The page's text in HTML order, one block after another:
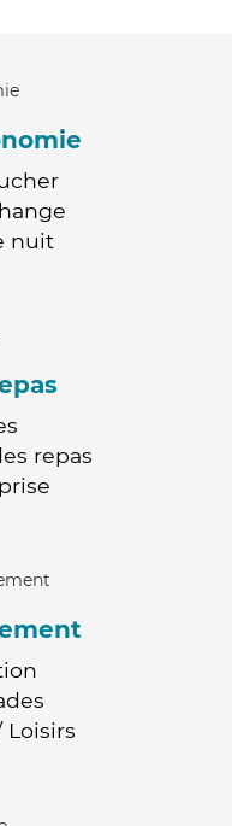
nuit
repas
Loisirs